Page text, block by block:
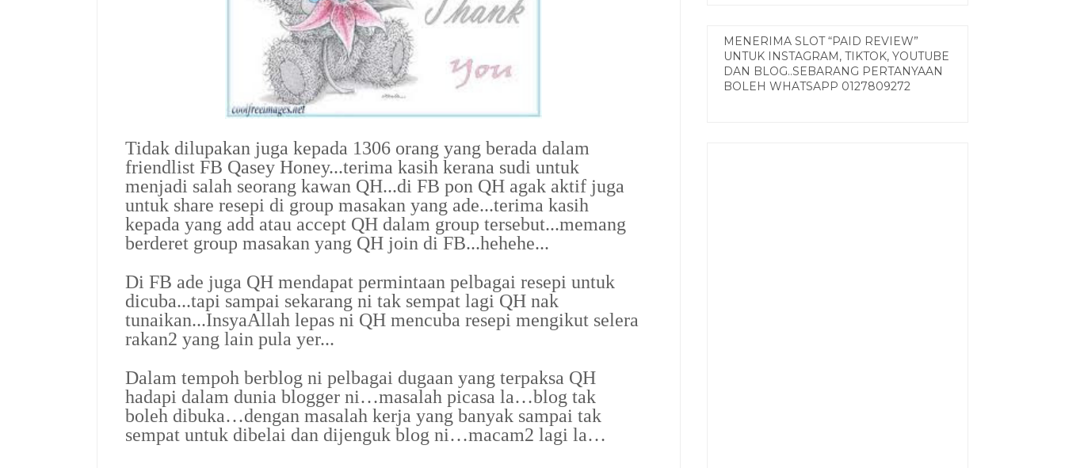
Tidak dilupakan juga kepada 1306 orang yang berada dalam
friendlist FB Qasey Honey...terima kasih kerana sudi untuk
menjadi salah seorang kawan QH...di FB pon QH agak aktif juga
untuk share resepi di group masakan yang ade...terima kasih
kepada yang add atau accept QH dalam group tersebut...memang
berderet group masakan yang QH join di FB...hehehe...
Di FB ade juga QH mendapat permintaan pelbagai resepi untuk
dicuba...tapi sampai sekarang ni tak sempat lagi QH nak
tunaikan...InsyaAllah lepas ni QH mencuba resepi mengikut selera
rakan2 yang lain pula yer...
Dalam tempoh berblog ni pelbagai dugaan yang terpaksa QH
hadapi dalam dunia blogger ni…masalah picasa la…blog tak
boleh dibuka…dengan masalah kerja yang banyak sampai tak
sempat untuk dibelai dan dijenguk blog ni…macam2 lagi la…
MENERIMA SLOT “PAID REVIEW”
UNTUK INSTAGRAM, TIKTOK, YOUTUBE
DAN BLOG..SEBARANG PERTANYAAN
BOLEH WHATSAPP 0127809272